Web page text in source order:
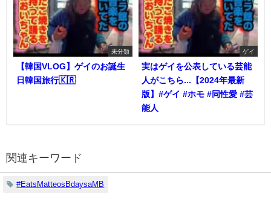
未分類
【韓国VLOG】ゲイのお誕生
日韓国旅行🇰🇷
ゲイ
実はゲイを公表している芸能
人がこちら...【2024年最新
版】#ゲイ #ホモ #同性愛 #芸
能人
関連キーワード
#EatsMatteosBdaysaMB